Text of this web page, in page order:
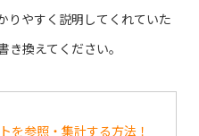
りやすく説明してくれていた
換えてください。
を参照・集計する方法！